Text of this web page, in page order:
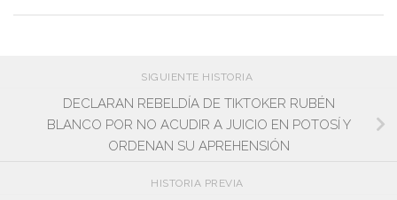
SIGUIENTE HISTORIA
DECLARAN REBELDÍA DE TIKTOKER RUBÉN
BLANCO POR NO ACUDIR A JUICIO EN POTOSÍ Y
ORDENAN SU APREHENSIÓN
HISTORIA PREVIA